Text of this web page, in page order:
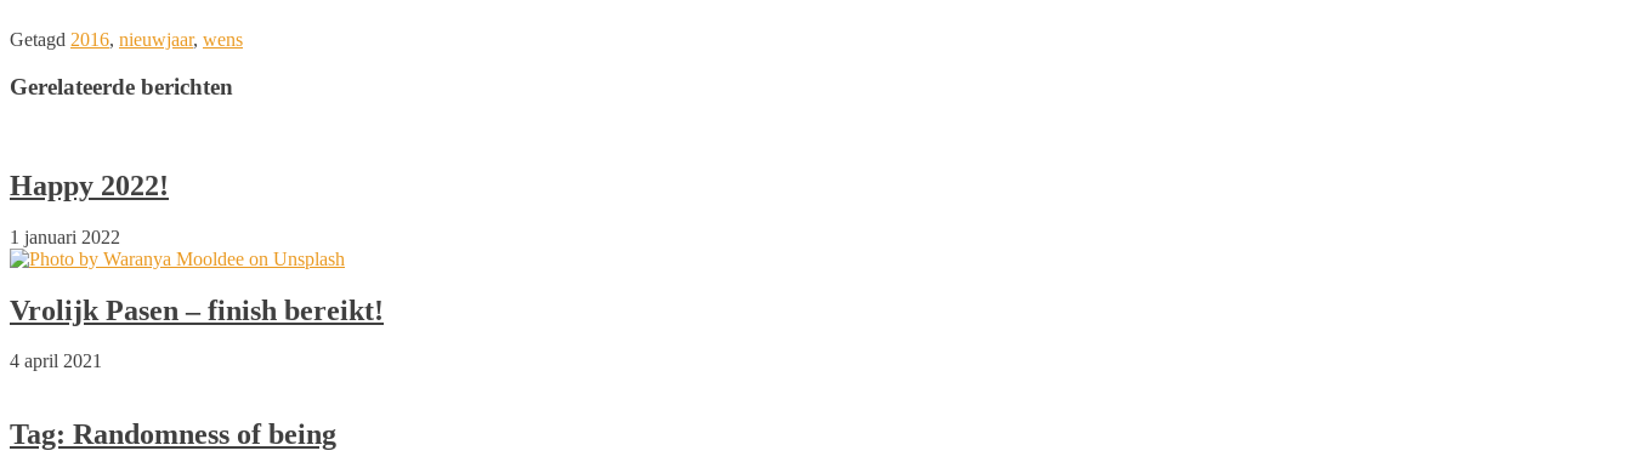
Getagd 2016, nieuwjaar, wens
Gerelateerde berichten
Happy 2022!
1 januari 2022
Vrolijk Pasen – finish bereikt!
4 april 2021
Tag: Randomness of being